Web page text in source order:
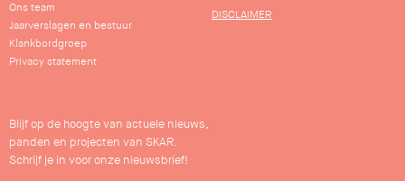
Ons team
Jaarverslagen en bestuur
Klankbordgroep
Privacy statement
DISCLAIMER
Blijf op de hoogte van actuele nieuws,
panden en projecten van SKAR.
Schrijf je in voor onze nieuwsbrief!